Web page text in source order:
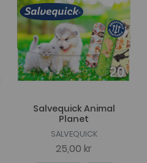
Salvequick Animal
Planet
SALVEQUICK
25,00 kr